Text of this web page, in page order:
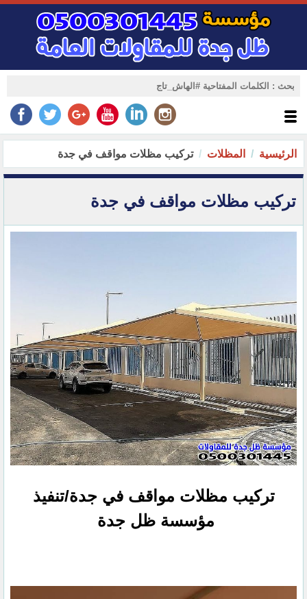
الرئيسية المظلات تركيب مظلات مواقف في جدة
تركيب مظلات مواقف في جدة
تركيب مظلات مواقف في جدة/تنفيذ
مؤسسة ظل جدة